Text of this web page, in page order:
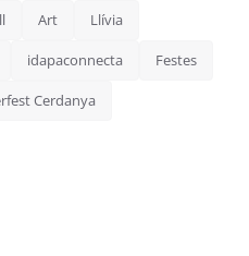
Art Llívia
idapaconnecta Festes
Cerdanya